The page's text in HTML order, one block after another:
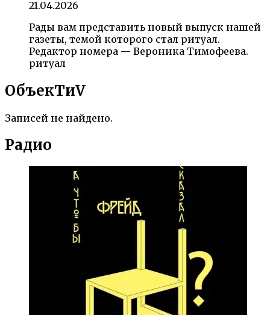
21.04.2026
Рады вам представить новый выпуск нашей
газеты, темой которого стал ритуал.
Редактор номера — Вероника Тимофеева.
ритуал
ОбъекTиV
Записей не найдено.
Радио